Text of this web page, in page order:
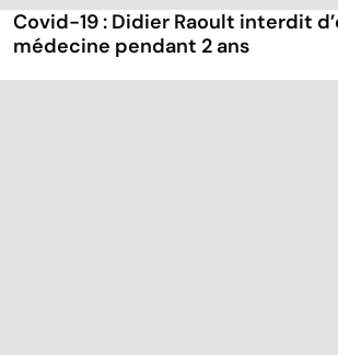
Covid-19 : Didier Raoult interdit
médecine pendant 2 ans